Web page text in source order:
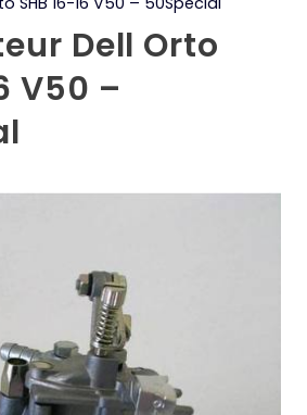
Dell Orto
V50 –